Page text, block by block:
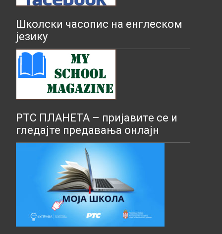
Школски часопис на енглеском
језику
РТС ПЛАНЕТА – пријавите се и
гледајте предавања онлајн